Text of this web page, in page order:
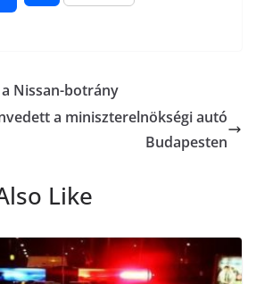
b
r
a
l
z
e
g
Nissan-botrány
a miniszterelnökségi autó
Budapesten
Like